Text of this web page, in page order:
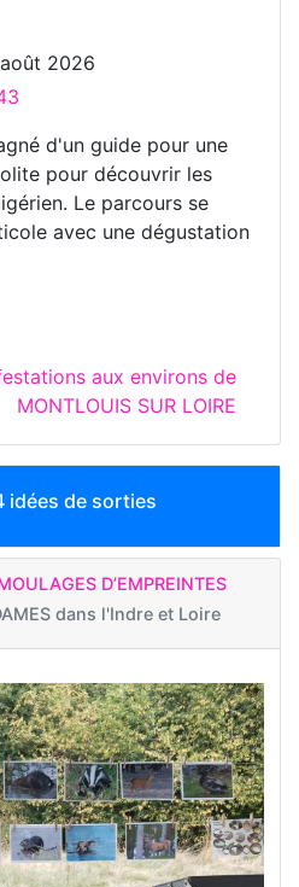
2026
d'un guide pour une
pour découvrir les
Le parcours se
avec une dégustation
aux environs de
MONTLOUIS SUR LOIRE
idées de sorties
D’EMPREINTES
dans l'Indre et Loire